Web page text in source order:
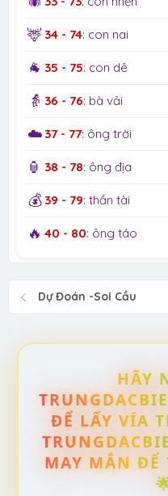
🦌 34 - 74: con nai
🐐 35 - 75: con dê
👵 36 - 76: bà vải
☁️ 37 - 77: ông trời
🏮 38 - 78: ông địa
💰 39 - 79: thần tài
🔥 40 - 80: ông táo
Dự Đoán -Soi Cầu
HÃY
ĐỂ LẤY VÍA
MAY MẮN ĐỂ